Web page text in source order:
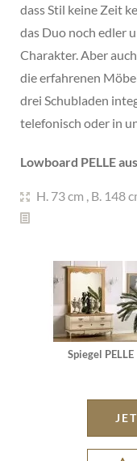
dass Stil keine Zeit
das Duo noch edler
Charakter. Aber
die erfahrenen
drei Schubladen
telefonisch oder in
Lowboard PELLE
H. 73 cm B. 148
Spiegel PELLE